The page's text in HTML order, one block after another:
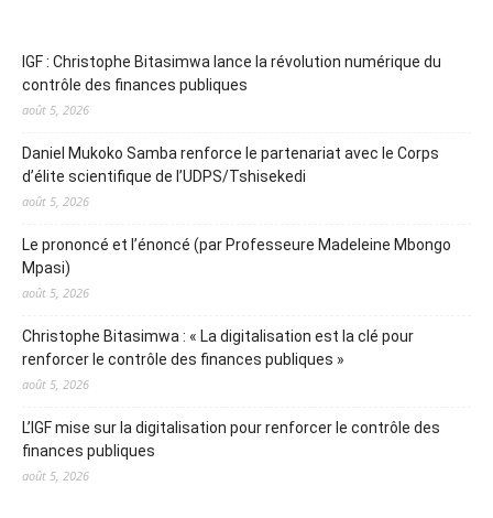
IGF : Christophe Bitasimwa lance la révolution numérique du
contrôle des finances publiques
août 5, 2026
Daniel Mukoko Samba renforce le partenariat avec le Corps
d’élite scientifique de l’UDPS/Tshisekedi
août 5, 2026
Le prononcé et l’énoncé (par Professeure Madeleine Mbongo
Mpasi)
août 5, 2026
Christophe Bitasimwa : « La digitalisation est la clé pour
renforcer le contrôle des finances publiques »
août 5, 2026
L’IGF mise sur la digitalisation pour renforcer le contrôle des
finances publiques
août 5, 2026